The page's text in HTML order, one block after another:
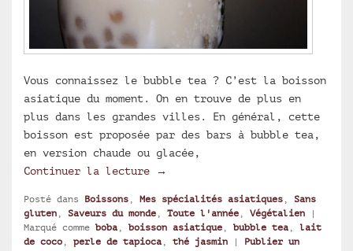
Vous connaissez le bubble tea ? C’est la boisson
asiatique du moment. On en trouve de plus en
plus dans les grandes villes. En général, cette
boisson est proposée par des bars à bubble tea,
en version chaude ou glacée,
Continuer la lecture
Bubble tea : thé jasmin, lait
→
Posté dans Boissons Mes spécialités asiatiques
Sans
gluten
Saveurs du monde Toute l'année Végétalien
|
Marqué comme boba boisson asiatique bubble tea
lait
de coco
perle de tapioca thé jasmin | Publier un